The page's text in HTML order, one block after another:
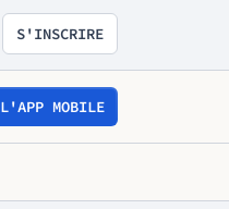
S'INSCRIRE
L'APP MOBILE